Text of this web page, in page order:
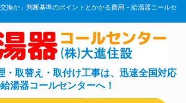
換か」判断基準のポイントとかかる費用 - 給湯器コールセ
・取替え・取付け工事は、迅速全国対応
湯器コールセンターへ！